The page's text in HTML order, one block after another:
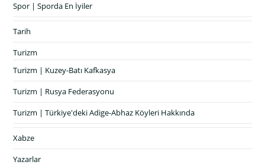
Spor | Sporda En İyiler
Tarih
Turizm
Turizm | Kuzey-Batı Kafkasya
Turizm | Rusya Federasyonu
Turizm | Türkiye'deki Adige-Abhaz Köyleri Hakkında
Xabze
Yazarlar